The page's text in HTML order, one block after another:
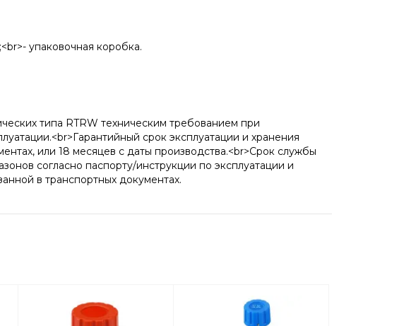
упаковочная коробка.
типа RTRW техническим требованием при
срок эксплуатации и хранения
или 18 месяцев с даты производства.<br>Срок службы
согласно паспорту/инструкции по эксплуатации и
в транспортных документах.